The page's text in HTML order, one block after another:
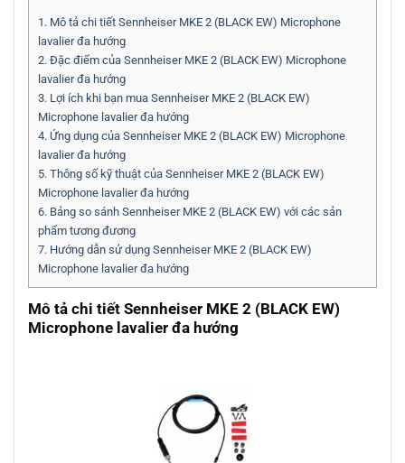
1. Mô tả chi tiết Sennheiser MKE 2 (BLACK EW) Microphone
lavalier đa hướng
2. Đặc điểm của Sennheiser MKE 2 (BLACK EW) Microphone
lavalier đa hướng
3. Lợi ích khi bạn mua Sennheiser MKE 2 (BLACK EW)
Microphone lavalier đa hướng
4. Ứng dụng của Sennheiser MKE 2 (BLACK EW) Microphone
lavalier đa hướng
5. Thông số kỹ thuật của Sennheiser MKE 2 (BLACK EW)
Microphone lavalier đa hướng
6. Bảng so sánh Sennheiser MKE 2 (BLACK EW) với các sản
phẩm tương đương
7. Hướng dẫn sử dụng Sennheiser MKE 2 (BLACK EW)
Microphone lavalier đa hướng
Mô tả chi tiết Sennheiser MKE 2 (BLACK EW)
Microphone lavalier đa hướng